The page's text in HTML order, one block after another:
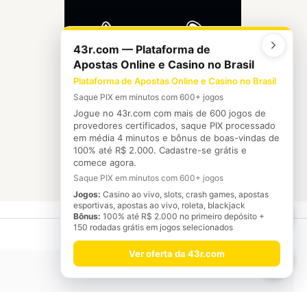
W
43r.com — Plataforma de
Apostas Online e Casino no Brasil
Plataforma de Apostas Online e Casino no Brasil
Saque PIX em minutos com 600+ jogos
Jogue no 43r.com com mais de 600 jogos de
provedores certificados, saque PIX processado
em média 4 minutos e bônus de boas-vindas de
100% até R$ 2.000. Cadastre-se grátis e
comece agora.
Saque PIX em minutos com 600+ jogos
Jogos: Casino ao vivo, slots, crash games, apostas
esportivas, apostas ao vivo, roleta, blackjack
Bônus: 100% até R$ 2.000 no primeiro depósito +
150 rodadas grátis em jogos selecionados
Ver oferta da 43r.com